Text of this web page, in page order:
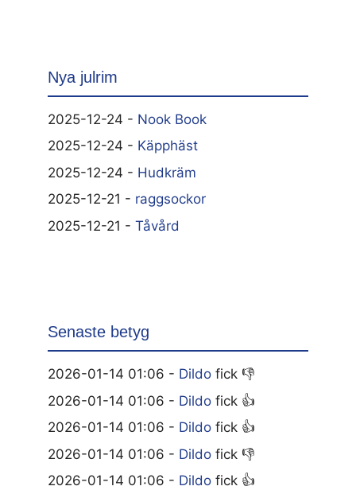
Nya julrim
2025-12-24 - Nook Book
2025-12-24 - Käpphäst
2025-12-24 - Hudkräm
2025-12-21 - raggsockor
2025-12-21 - Tåvård
Senaste betyg
2026-01-14 01:06 - Dildo fick 👎
2026-01-14 01:06 - Dildo fick 👍
2026-01-14 01:06 - Dildo fick 👍
2026-01-14 01:06 - Dildo fick 👎
2026-01-14 01:06 - Dildo fick 👍